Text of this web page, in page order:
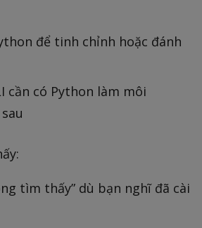
để tinh chỉnh hoặc đánh
cần có Python làm môi
tìm thấy” dù bạn nghĩ đã cài